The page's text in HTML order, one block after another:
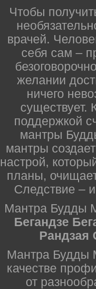
Чтобы
врачей.
себя сам –
желании
ничего
существует.
поддержкой
мантры
мантры
настрой,
планы,
Следствие –
Мантра Будды
Бегандзе
Рандзая
Мантра Будды
качестве
от